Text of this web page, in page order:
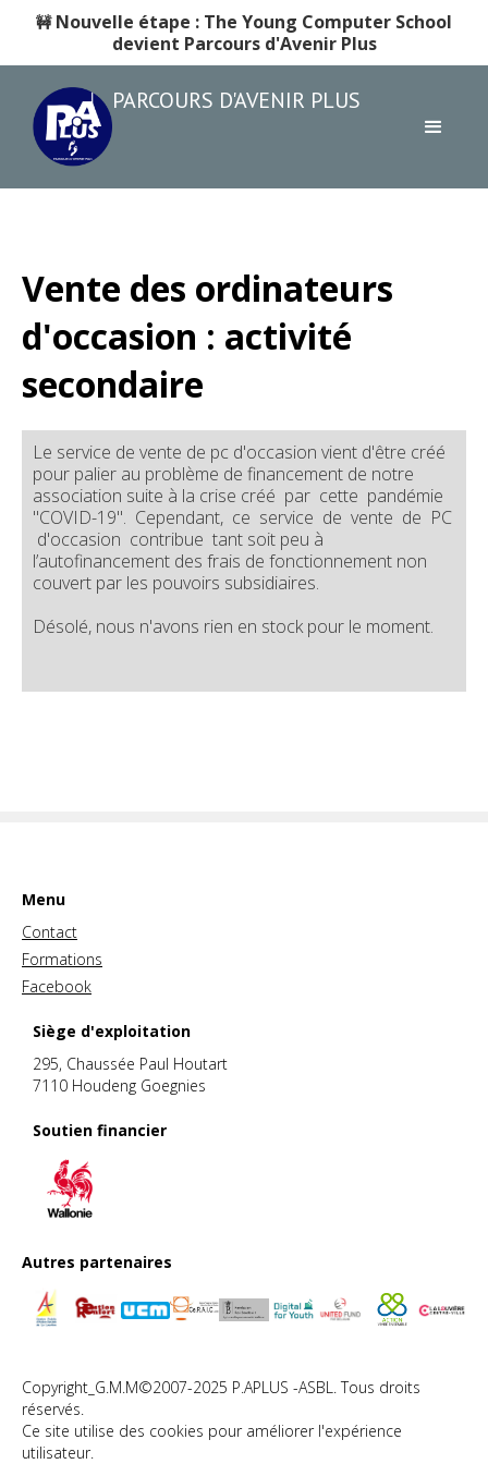
🚧 Nouvelle étape : The Young Computer School
devient Parcours d'Avenir Plus
PARCOURS D'AVENIR PLUS
Vente des ordinateurs
d'occasion : activité
secondaire
Le service de vente de pc d'occasion vient d'être créé
pour palier au problème de financement de notre
association suite à la crise créé par cette pandémie
"COVID-19". Cependant, ce service de vente de PC
d'occasion contribue tant soit peu à
l’autofinancement des frais de fonctionnement non
couvert par les pouvoirs subsidiaires.
Désolé, nous n'avons rien en stock pour le moment.
Menu
Contact
Formations
Facebook
Siège d'exploitation
295, Chaussée Paul Houtart
7110 Houdeng Goegnies
Soutien financier
Autres partenaires
Copyright_G.M.M©2007-2025 P.APLUS -ASBL. Tous droits
réservés.
Ce site utilise des cookies pour améliorer l'expérience
utilisateur.